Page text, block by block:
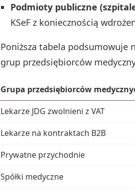
Podmioty publiczne
KSeF z koniecznością
Poniższa tabela podsumowuje
grup przedsiębiorców
Grupa przedsiębiorców
Lekarze JDG zwolnieni z VAT
Lekarze na kontraktach B2B
Prywatne przychodnie
Spółki medyczne